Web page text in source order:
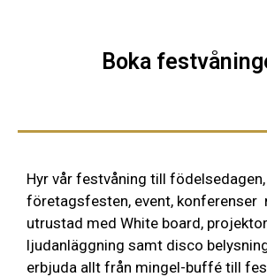
Boka
Hyr vår festvåning till
företagsfesten, event, konferenser
utrustad med White board,
ljudanläggning samt disco
erbjuda allt från mingel-buffé till